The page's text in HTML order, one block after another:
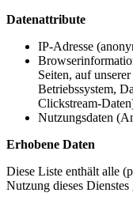
Datenattribute
IP-Adresse
Seiten, auf
Betriebssystem,
Clickstream-
Nutzungsdaten
Erhobene Daten
Diese Liste enthält alle
Nutzung dieses Dienstes